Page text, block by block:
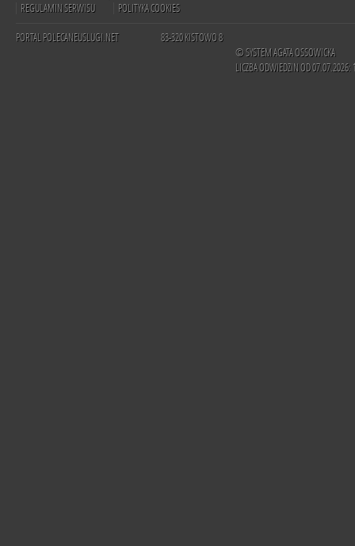
REGULAMIN SERWISU
POLITYKA COOKIES
PORTAL POLECANEUSLUGI.NET
83-320 KISTOWO 8
© SYSTEM AGATA OSSOWICKA
LICZBA ODWIEDZIN OD 07.07.2026: